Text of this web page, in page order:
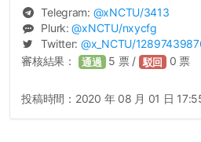
Telegram: @xNCTU/3413
Plurk:@xNCTU/nxycfg
Twitter: @x_NCTU/
審核結果： 通過 5 票 / 駁回 0 票
投稿時間： 2020 年 08 月 01 日